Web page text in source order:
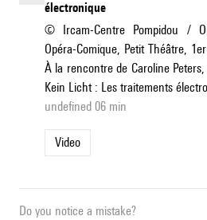
électronique
© Ircam-Centre Pompidou /
Opéra-Comique, Petit Théâtre,
À la rencontre de Caroline
Kein Licht : Les traitements
undefined 06 min
Video
Do you notice a mistake?